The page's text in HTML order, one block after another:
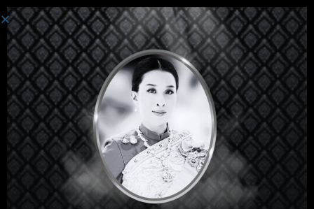
로그인
안녕하세요, 훌륭한 강의죠, 맞
나요? 이 강의가 마음에 드시나
요?